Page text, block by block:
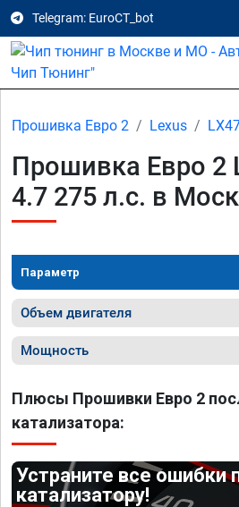
Telegram: EuroCT_bot
Прошивка Евро 2 Lexus
Прошивка Евро 2
4.7 275 л.с. в
Параметр
Объем двигателя
Мощность
Плюсы Прошивки Евро 2
катализатора:
Устраните все ошибки
катализатору!